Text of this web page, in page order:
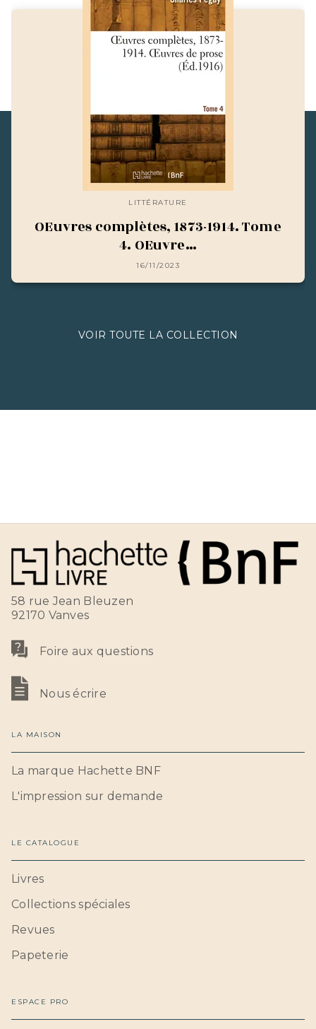
LITTÉRATURE
OEuvres complètes, 1873-1914. Tome
4. OEuvre…
16/11/2023
VOIR TOUTE LA COLLECTION
58 rue Jean Bleuzen
92170 Vanves
Foire aux questions
Nous écrire
LA MAISON
La marque Hachette BNF
L'impression sur demande
LE CATALOGUE
Livres
Collections spéciales
Revues
Papeterie
ESPACE PRO